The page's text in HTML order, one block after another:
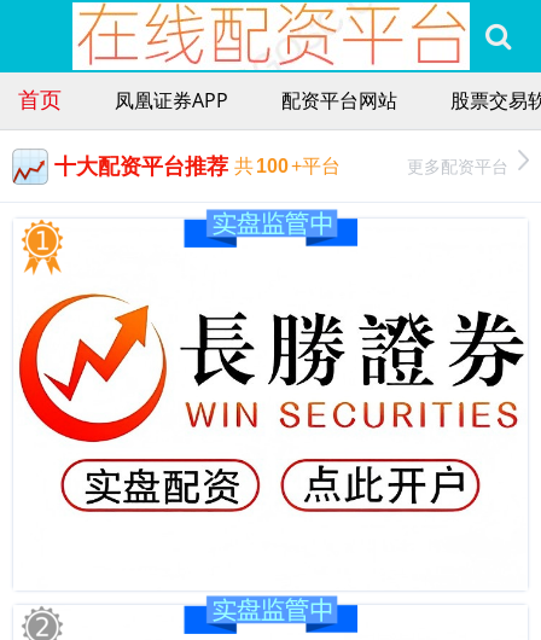
首页 凤凰证券APP 配资平台网站 股票交易
十大配资平台推荐 共100+平台 更多配资平台